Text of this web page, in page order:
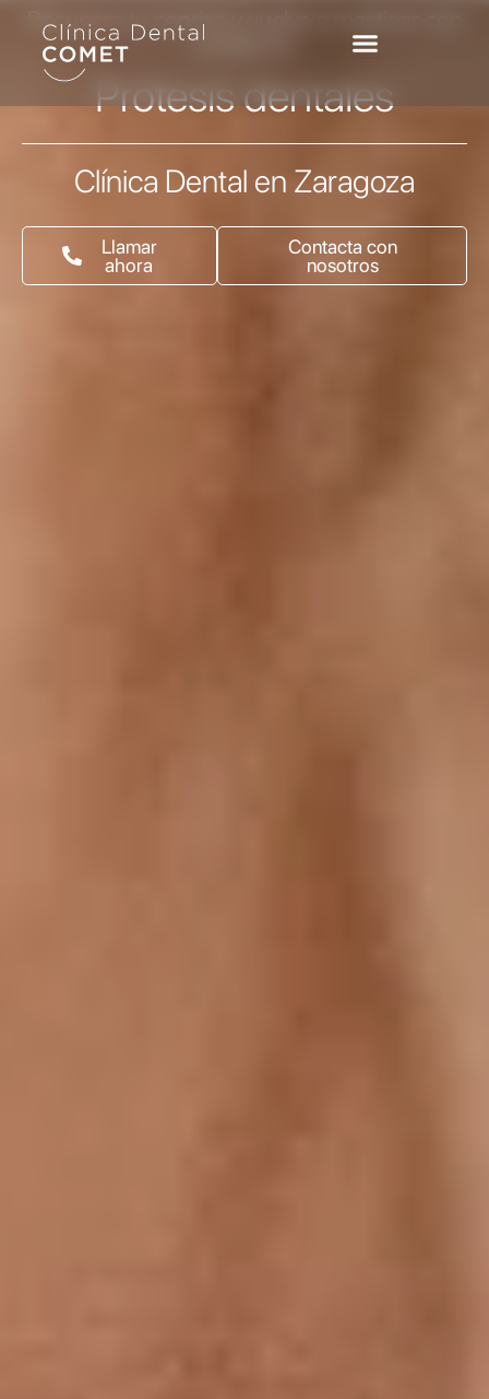
contenido
Recupera tu sonrisa y vuelve a masticar con
confianza.
Prótesis dentales
Clínica Dental en Zaragoza
Llamar
ahora
Contacta con
nosotros